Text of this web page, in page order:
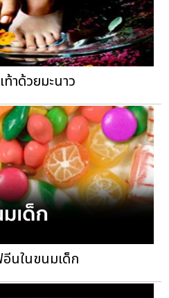
าด้วยมะนาว
อีนในขนมเด็ก